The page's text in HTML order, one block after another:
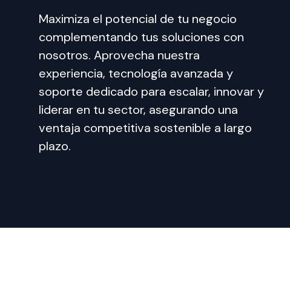
Maximiza el potencial de tu negocio
complementando tus soluciones con
nosotros. Aprovecha nuestra
experiencia, tecnología avanzada y
soporte dedicado para escalar, innovar y
liderar en tu sector, asegurando una
ventaja competitiva sostenible a largo
plazo.